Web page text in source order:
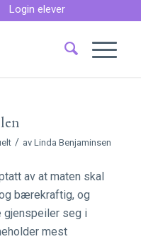
Login elever
/ av Linda Benjaminsen
av at maten skal
bærekraftig, og
gjenspeiler seg i
mest